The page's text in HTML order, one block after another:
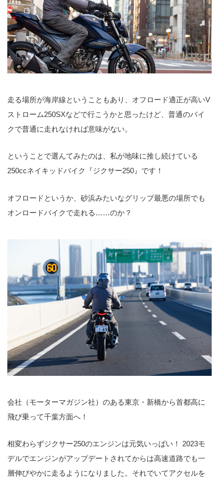
走る場所が海岸線ということもあり、オフロード適正が高いV
ストローム250SXなどで行こうかと思ったけど、普通のバイ
クで普通に走れなければ意味がない。
ということで選んてみたのは、私が地味に推し続けている
250ccネイキッドバイク『ジクサー250』です！
オフロードというか、砂浜みたいなグリップ最悪の場所でも
オンロードバイクで走れる……のか？
会社（モーターマガジン社）のある東京・新橋から首都高に
飛び乗って千葉方面へ！
相変わらずジクサー250のエンジンは元気いっぱい！ 2023モ
デルでエンジンがアップデートされてからは高速道路でも一
層伸びやかに走るようになりました。それでいてアクセルを